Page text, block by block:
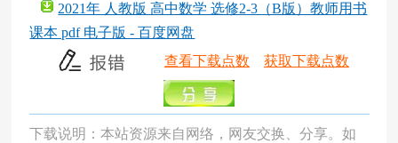
2021年 人教版 高中数学 选修2-3（B版）教师用书
课本 pdf 电子版 - 百度网盘
查看下载点数
获取下载点数
下载说明：本站资源来自网络，网友交换、分享。如